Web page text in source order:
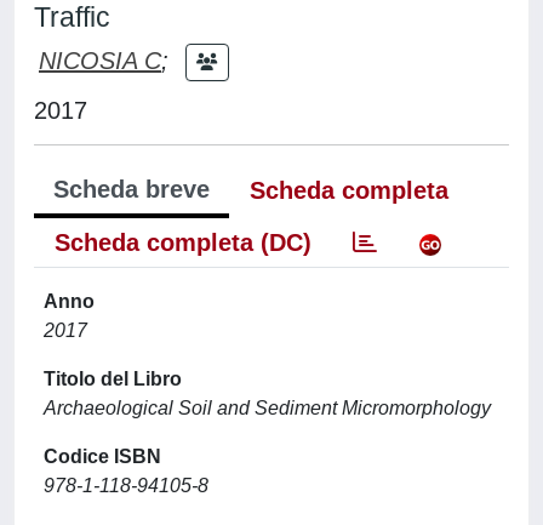
Traffic
NICOSIA C;
2017
Scheda breve
Scheda completa
Scheda completa (DC)
Anno
2017
Titolo del Libro
Archaeological Soil and Sediment Micromorphology
Codice ISBN
978-1-118-94105-8